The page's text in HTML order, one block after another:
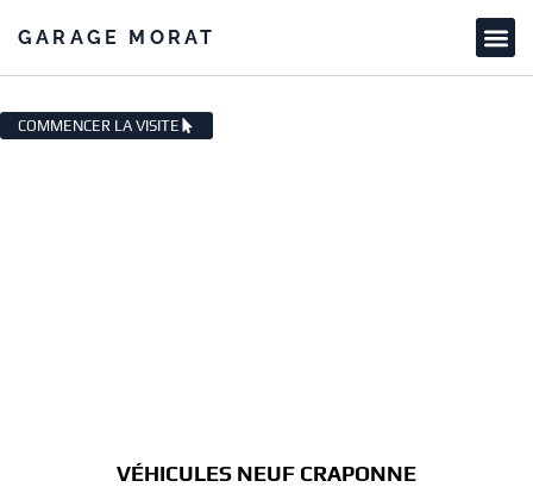
GARAGE MORAT
COMMENCER LA VISITE
VÉHICULES NEUF CRAPONNE